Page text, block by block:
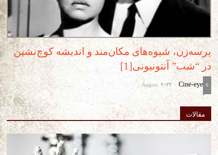
پرسه‌زن، شیوه‌های مکان‌مند و اندیشه کوچ‌نشین
در “شب” آنتونیونی[1]
Cine-eye
-
August, 2022 0
مقالات